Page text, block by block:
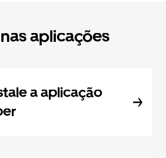
aplicações
a aplicação